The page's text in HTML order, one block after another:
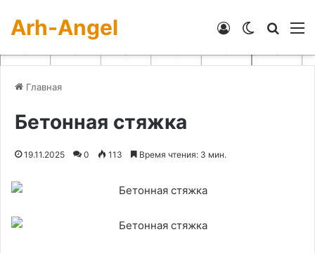
Arh-Angel Switch skin
Войти
Главная
Бетонная стяжка
19.11.2025 0 113 Время чтения: 3 мин.